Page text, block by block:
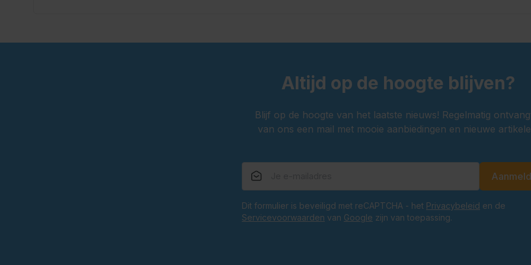
Altijd op de hoogte blijven?
Blijf op de hoogte van het laatste nieuws! Regelmatig
van ons een mail met mooie aanbiedingen en nieuwe
Dit formulier is beveiligd met reCAPTCHA - het Privacybeleid en de
Servicevoorwaarden van Google zijn van toepassing.